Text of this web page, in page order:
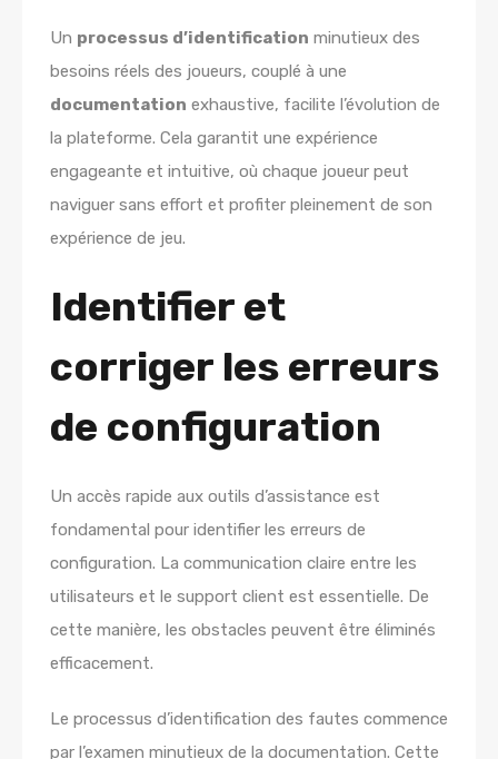
Un processus d’identification minutieux des
besoins réels des joueurs, couplé à une
documentation exhaustive, facilite l’évolution de
la plateforme. Cela garantit une expérience
engageante et intuitive, où chaque joueur peut
naviguer sans effort et profiter pleinement de son
expérience de jeu.
Identifier et
corriger les erreurs
de configuration
Un accès rapide aux outils d’assistance est
fondamental pour identifier les erreurs de
configuration. La communication claire entre les
utilisateurs et le support client est essentielle. De
cette manière, les obstacles peuvent être éliminés
efficacement.
Le processus d’identification des fautes commence
par l’examen minutieux de la documentation. Cette